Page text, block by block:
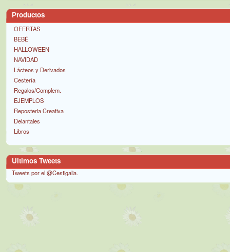
Productos
OFERTAS
BEBÉ
HALLOWEEN
NAVIDAD
Lácteos y Derivados
Cestería
Regalos/Complem.
EJEMPLOS
Reposteria Creativa
Delantales
Libros
Ultimos Tweets
Tweets por el @Cestigalia.